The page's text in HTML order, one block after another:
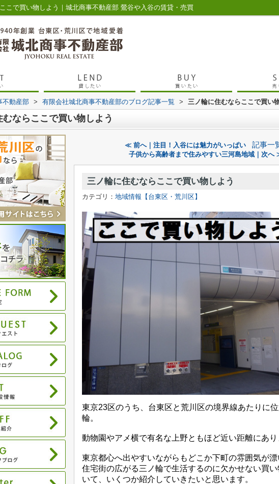
こで買い物しよう｜城北商事不動産部 鶯谷や入谷の賃貸・売買
不動産部 > 有限会社城北商事不動産部のブログ記事一覧 > 三ノ輪に住むならここで買い
ならここで買い物しよう
≪ 前へ｜注目！入谷には魅力がいっぱい 記事一
子供から高齢者まで住みやすい三河島地域｜次へ
三ノ輪に住むならここで買い物しよう
カテゴリ： 地域情報【台東区・荒川区】
東京23区のうち、台東区と荒川区の境界線あたりに
輪。
動物園やアメ横で有名な上野ともほど近い距離にあり
東京都心へ出やすいながらもどこか下町の雰囲気が
住宅街の広がる三ノ輪で生活するのに欠かせない買
いて、いくつか紹介していきたいと思います。